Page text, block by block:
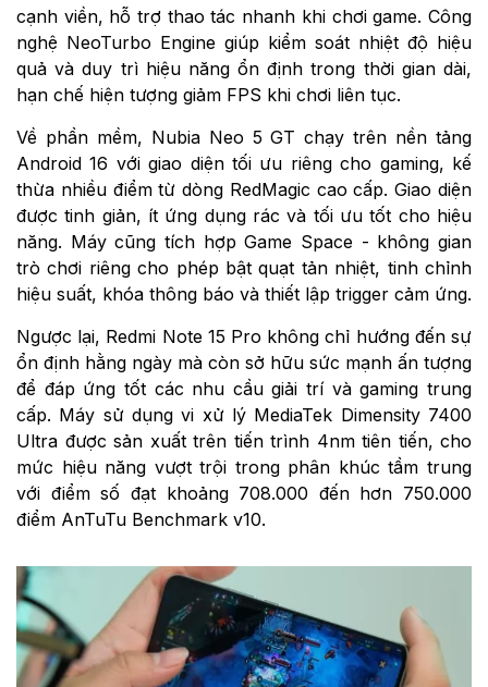
cạnh viền, hỗ trợ thao tác nhanh khi chơi game. Công
nghệ NeoTurbo Engine giúp kiểm soát nhiệt độ hiệu
quả và duy trì hiệu năng ổn định trong thời gian dài,
hạn chế hiện tượng giảm FPS khi chơi liên tục.
Về phần mềm, Nubia Neo 5 GT chạy trên nền tảng
Android 16 với giao diện tối ưu riêng cho gaming, kế
thừa nhiều điểm từ dòng RedMagic cao cấp. Giao diện
được tinh giản, ít ứng dụng rác và tối ưu tốt cho hiệu
năng. Máy cũng tích hợp Game Space - không gian
trò chơi riêng cho phép bật quạt tản nhiệt, tinh chỉnh
hiệu suất, khóa thông báo và thiết lập trigger cảm ứng.
Ngược lại, Redmi Note 15 Pro không chỉ hướng đến sự
ổn định hằng ngày mà còn sở hữu sức mạnh ấn tượng
để đáp ứng tốt các nhu cầu giải trí và gaming trung
cấp. Máy sử dụng vi xử lý MediaTek Dimensity 7400
Ultra được sản xuất trên tiến trình 4nm tiên tiến, cho
mức hiệu năng vượt trội trong phân khúc tầm trung
với điểm số đạt khoảng 708.000 đến hơn 750.000
điểm AnTuTu Benchmark v10.